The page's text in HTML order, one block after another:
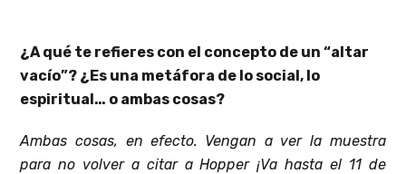
¿A qué te refieres con el concepto de un “altar
vacío”? ¿Es una metáfora de lo social, lo
espiritual… o ambas cosas?
Ambas cosas, en efecto. Vengan a ver la muestra
para no volver a citar a Hopper ¡Va hasta el 11 de